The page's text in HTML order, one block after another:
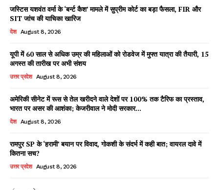
Facebook
X WhatsApp
Share
Read Latest News on AIN
जस्टिस यशवंत वर्मा के ‘बर्न्ट कैश’ मामले में सुप्रीम कोर्ट का बड़ा फैसला, FIR और
SIT जांच की याचिका खारिज
देश August 8, 2026
यूपी में 60 साल से अधिक उम्र की महिलाओं को रोडवेज में मुफ्त यात्रा की तैयारी, 15
अगस्त की तारीख पर अभी संशय
उत्तर प्रदेश August 8, 2026
अमेरिकी सीनेट में रूस से तेल खरीदने वाले देशों पर 100% तक टैरिफ का प्रस्ताव,
भारत पर असर की आशंका; केजरीवाल ने मोदी सरकार...
देश August 8, 2026
रामपुर SP के ‘हरामी’ बयान पर विवाद, गोकशी के संदर्भ में कही बात; वायरल दावे में
कितना सच?
उत्तर प्रदेश August 8, 2026